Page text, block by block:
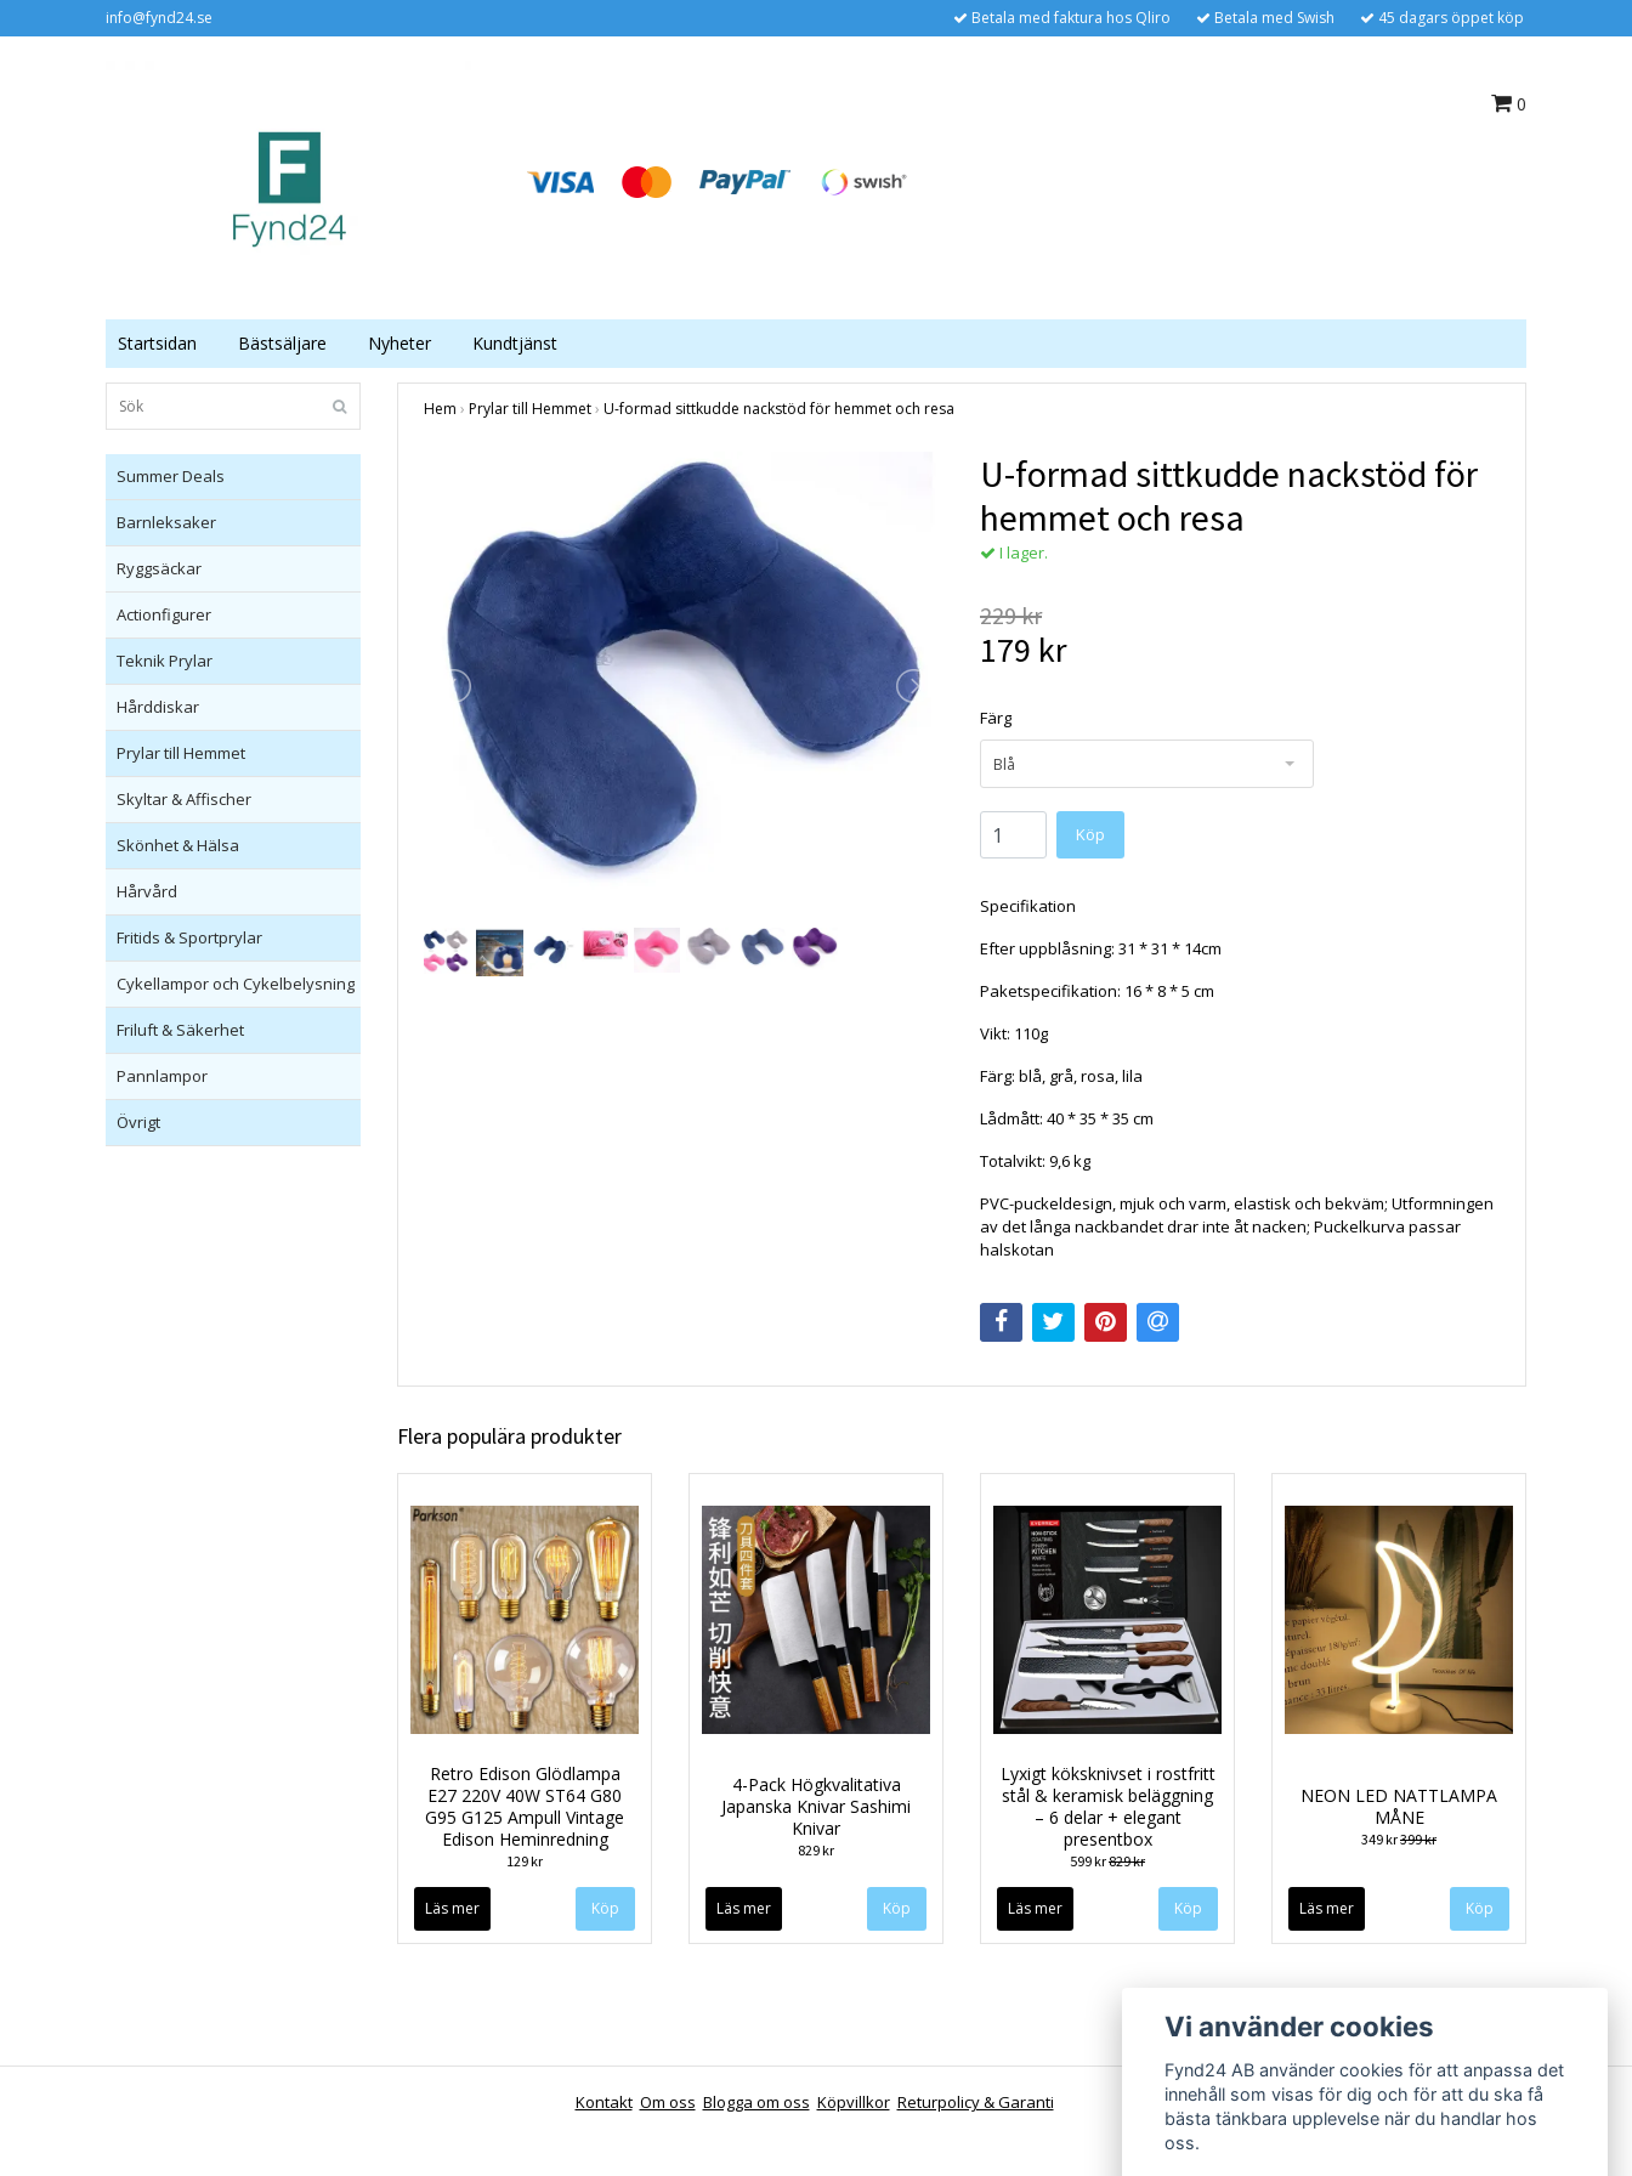
info@fynd24.se Betala med faktura hos Qliro Betala med Swish 45 dagars öppet köp
0
Startsidan Bästsäljare Nyheter Kundtjänst
Summer Deals
Barnleksaker
Ryggsäckar
Actionfigurer
Teknik Prylar
Hårddiskar
Prylar till Hemmet
Skyltar & Affischer
Skönhet & Hälsa
Hårvård
Fritids & Sportprylar
Cykellampor och Cykelbelysning
Friluft & Säkerhet
Pannlampor
Övrigt
Hem › Prylar till Hemmet› U-formad sittkudde nackstöd för hemmet och resa
U-formad sittkudde nackstöd för
hemmet och resa
I lager.
229 kr
179 kr
Färg
Blå
Specifikation
Efter uppblåsning: 31 * 31 * 14cm
Paketspecifikation: 16 * 8 * 5 cm
Vikt: 110g
Färg: blå, grå, rosa, lila
Lådmått: 40 * 35 * 35 cm
Totalvikt: 9,6 kg
PVC-puckeldesign, mjuk och varm, elastisk och bekväm; Utformningen
av det långa nackbandet drar inte åt nacken; Puckelkurva passar
halskotan
Flera populära produkter
Retro Edison Glödlampa
E27 220V 40W ST64 G80
G95 G125 Ampull Vintage
Edison Heminredning
129 kr
Läs mer Köp
4-Pack Högkvalitativa
Japanska Knivar Sashimi
Knivar
829 kr
Läs mer
Lyxigt köksknivset i rostfritt
stål & keramisk beläggning
– 6 delar + elegant
presentbox
599 kr829 kr
Läs mer
NEON LED NATTLAMPA
MÅNE
349 kr399 kr
Läs mer
Kontakt Om oss Blogga om oss Köpvillkor Returpolicy & Garanti
Vi använder cookies
Fynd24 AB använder cookies för att anpassa det
innehåll som visas för dig och för att du ska få
bästa tänkbara upplevelse när du handlar hos
oss.